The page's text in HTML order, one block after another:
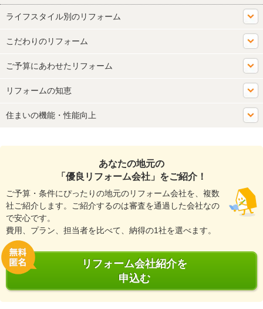
ライフスタイル別のリフォーム
こだわりのリフォーム
ご予算にあわせたリフォーム
リフォームの知恵
住まいの機能・性能向上
あなたの地元の
「優良リフォーム会社」をご紹介！
ご予算・条件にぴったりの地元のリフォーム会社を、複数
社ご紹介します。ご紹介するのは審査を通過した会社なの
で安心です。
費用、プラン、担当者を比べて、納得の1社を選べます。
リフォーム会社紹介を
申込む